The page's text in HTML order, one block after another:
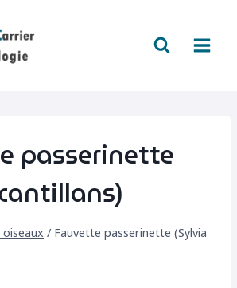
passerinette
/ Fauvette passerinette (Sylvia